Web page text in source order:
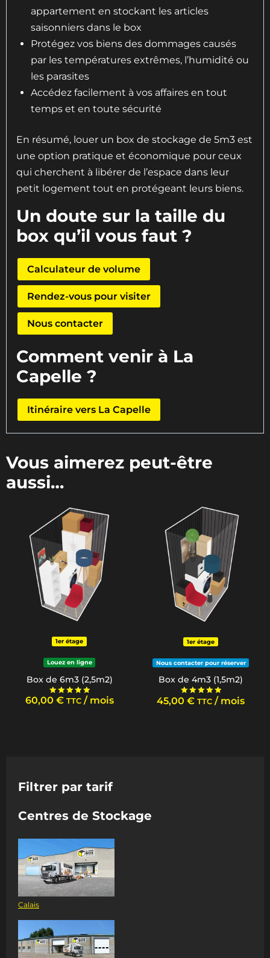
appartement en stockant les articles
saisonniers dans le box
Protégez vos biens des dommages causés
par les températures extrêmes, l’humidité ou
les parasites
Accédez facilement à vos affaires en tout
temps et en toute sécurité
En résumé, louer un box de stockage de 5m3 est
une option pratique et économique pour ceux
qui cherchent à libérer de l’espace dans leur
petit logement tout en protégeant leurs biens.
Un doute sur la taille du
box qu’il vous faut ?
Calculateur de volume
Rendez-vous pour visiter
Nous contacter
Comment venir à La
Capelle ?
Itinéraire vers La Capelle
Vous aimerez peut-être
aussi…
1er étage
Louez en ligne
Box de 6m3 (2,5m2)
Note
60,00 € TTC / mois
1er étage
Nous contacter pour réserver
Box de 4m3 (1,5m2)
Note
45,00 € TTC / mois
Filtrer par tarif
Centres de Stockage
Calais